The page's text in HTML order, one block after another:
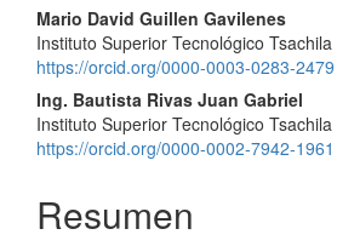
Mario David Guillen Gavilenes
Instituto Superior Tecnológico Tsachila
https://orcid.org/0000-0003-0283-2479
Ing. Bautista Rivas Juan Gabriel
Instituto Superior Tecnológico Tsachila
https://orcid.org/0000-0002-7942-1961
Resumen